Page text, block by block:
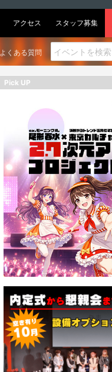
アクセス スタッフ募集
よくある質問
Pick UP